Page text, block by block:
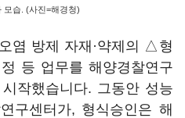
모습. (사진=해경청)
염 방제 자재·약제의 △형
등 업무를 해양경찰연구
작했습니다. 그동안 성능
구센터가, 형식승인은 해